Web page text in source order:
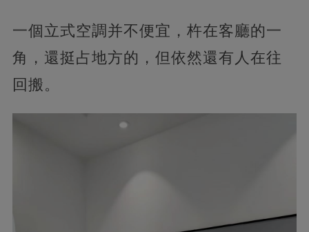
一個立式空調并不便宜，杵在客廳的一
角，還挺占地方的，但依然還有人在往
回搬。